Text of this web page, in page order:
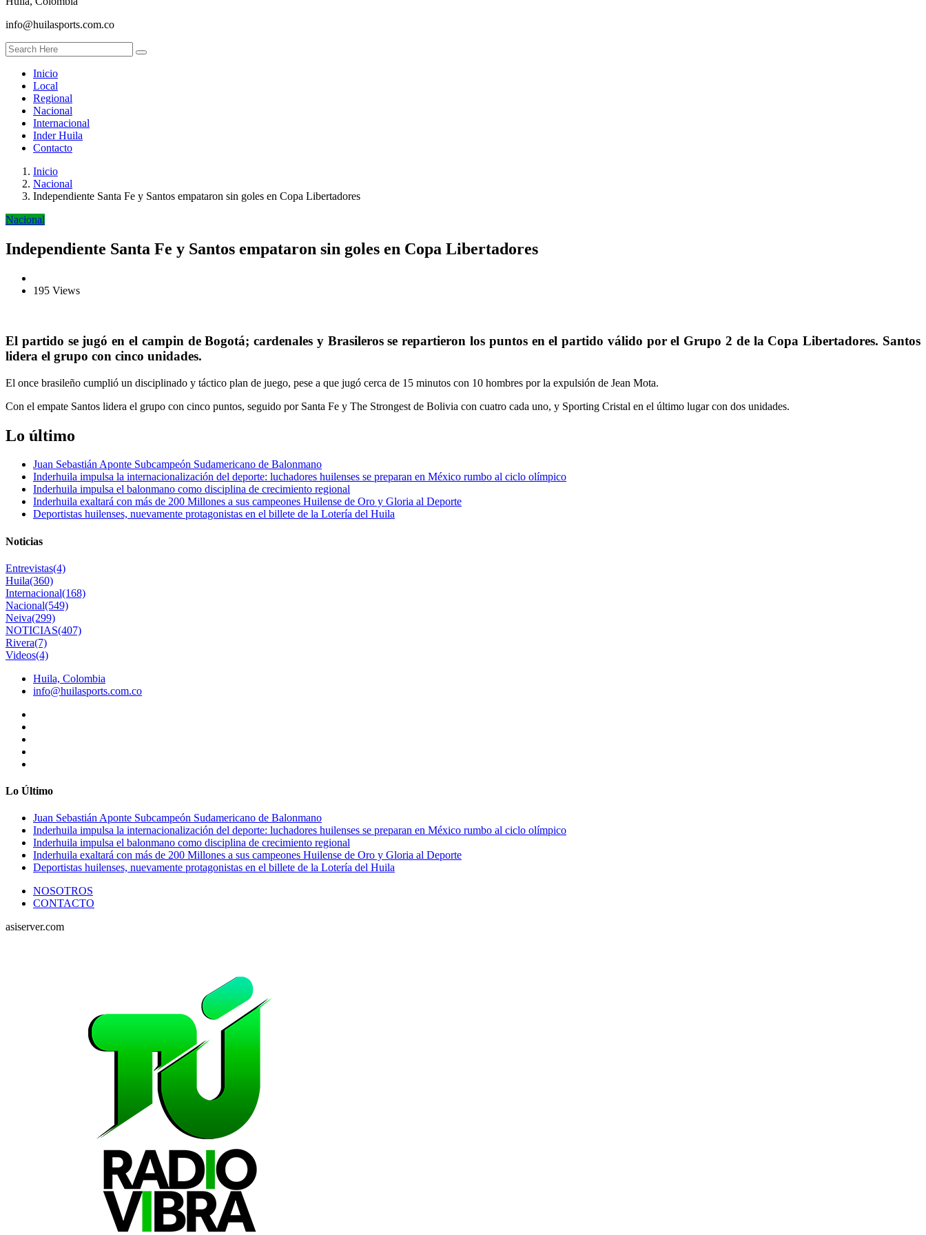
info@huilasports.com.co
Inicio
Local
Regional
Nacional
Internacional
Inder Huila
Contacto
Inicio
Nacional
Independiente Santa Fe y Santos empataron sin goles en Copa Libertadores
Nacional
Independiente Santa Fe y Santos empataron sin goles en Copa Libertadores
195 Views
El partido se jugó en el campin de Bogotá; cardenales y Brasileros se repartieron los puntos en el partido válido por el Grupo 2 de la Copa Libertadores. Santos
lidera el grupo con cinco unidades.
El once brasileño cumplió un disciplinado y táctico plan de juego, pese a que jugó cerca de 15 minutos con 10 hombres por la expulsión de Jean Mota.
Con el empate Santos lidera el grupo con cinco puntos, seguido por Santa Fe y The Strongest de Bolivia con cuatro cada uno, y Sporting Cristal en el último lugar con dos unidades.
Lo último
Juan Sebastián Aponte Subcampeón Sudamericano de Balonmano
Inderhuila impulsa la internacionalización del deporte: luchadores huilenses se preparan en México rumbo al ciclo olímpico
Inderhuila impulsa el balonmano como disciplina de crecimiento regional
Inderhuila exaltará con más de 200 Millones a sus campeones Huilense de Oro y Gloria al Deporte
Deportistas huilenses, nuevamente protagonistas en el billete de la Lotería del Huila
Noticias
Entrevistas(4)
Huila(360)
Internacional(168)
Nacional(549)
Neiva(299)
NOTICIAS(407)
Rivera(7)
Videos(4)
Huila, Colombia
info@huilasports.com.co
Lo Último
Juan Sebastián Aponte Subcampeón Sudamericano de Balonmano
Inderhuila impulsa la internacionalización del deporte: luchadores huilenses se preparan en México rumbo al ciclo olímpico
Inderhuila impulsa el balonmano como disciplina de crecimiento regional
Inderhuila exaltará con más de 200 Millones a sus campeones Huilense de Oro y Gloria al Deporte
Deportistas huilenses, nuevamente protagonistas en el billete de la Lotería del Huila
NOSOTROS
CONTACTO
asiserver.com